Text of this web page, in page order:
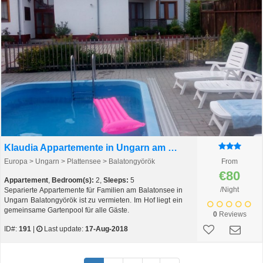
Klaudia Appartemente in Ungarn am Plattensee
Europa > Ungarn > Plattensee > Balatongyörök
Appartement, Bedroom(s): 2, Sleeps: 5
Separierte Appartemente für Familien am Balatonsee in
Ungarn Balatongyörök ist zu vermieten. Im Hof liegt ein
gemeinsame Gartenpool für alle Gäste.
ID#: 191 Last update: 17-Aug-2018
From
€80
/Night
0Reviews